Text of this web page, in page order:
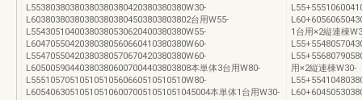
L55380380380380380380420380380380W30-
L603803803803803803804503803803802台用W55-
L55430510400380380530620400380380W55-
L60470550420380380560660410380380W60-
L55470550420380380570670420380380W60-
L605005904403803806007004403803808本単体3台用W80-
L55510570510510510560660510510510W80-
L6054063051051051060070051051051045004本単体1台用W30-
1台用×2縦連棟
用×2縦連棟W30-